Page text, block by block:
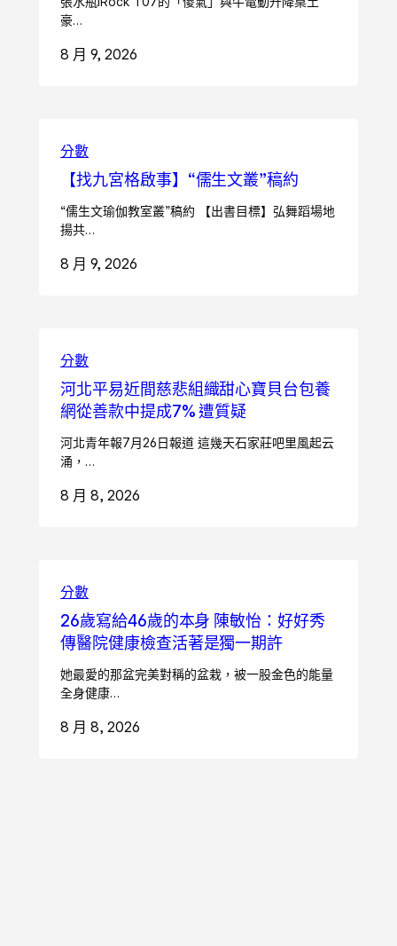
豪…
8 月 9, 2026
分數
【找九宮格啟事】“儒生文叢”稿約
“儒生文瑜伽教室叢”稿約 【出書目標】弘舞蹈場地
揚共…
8 月 9, 2026
分數
河北平易近間慈悲組織甜心寶貝台包養
網從善款中提成7% 遭質疑
河北青年報7月26日報道 這幾天石家莊吧里風起云
涌，…
8 月 8, 2026
分數
26歲寫給46歲的本身 陳敏怡：好好秀
傳醫院健康檢查活著是獨一期許
她最愛的那盆完美對稱的盆栽，被一股金色的能量
全身健康…
8 月 8, 2026